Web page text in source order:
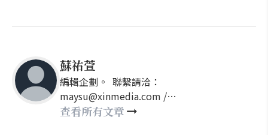
蘇祐萱
編輯企劃。 聯繫請洽：
maysu@xinmedia.com /
may860527@gmail.com
查看所有文章